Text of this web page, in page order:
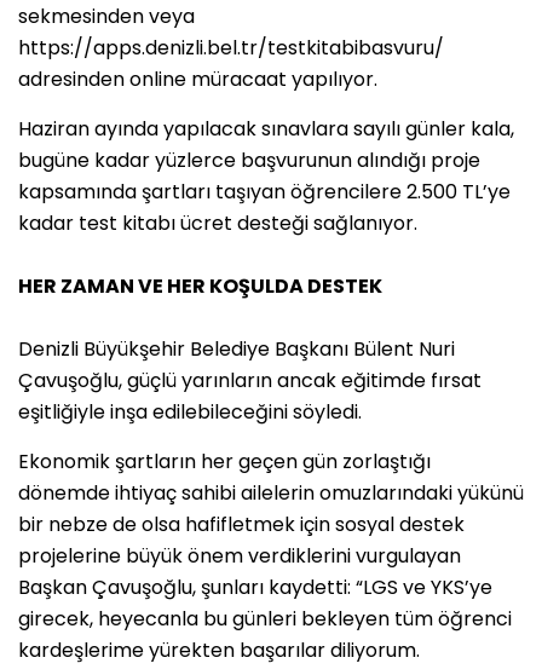
sekmesinden veya
https://apps.denizli.bel.tr/testkitabibasvuru/
adresinden online müracaat yapılıyor.
Haziran ayında yapılacak sınavlara sayılı günler kala,
bugüne kadar yüzlerce başvurunun alındığı proje
kapsamında şartları taşıyan öğrencilere 2.500 TL’ye
kadar test kitabı ücret desteği sağlanıyor.
HER ZAMAN VE HER KOŞULDA DESTEK
Denizli Büyükşehir Belediye Başkanı Bülent Nuri
Çavuşoğlu, güçlü yarınların ancak eğitimde fırsat
eşitliğiyle inşa edilebileceğini söyledi.
Ekonomik şartların her geçen gün zorlaştığı
dönemde ihtiyaç sahibi ailelerin omuzlarındaki yükünü
bir nebze de olsa hafifletmek için sosyal destek
projelerine büyük önem verdiklerini vurgulayan
Başkan Çavuşoğlu, şunları kaydetti: “LGS ve YKS’ye
girecek, heyecanla bu günleri bekleyen tüm öğrenci
kardeşlerime yürekten başarılar diliyorum.